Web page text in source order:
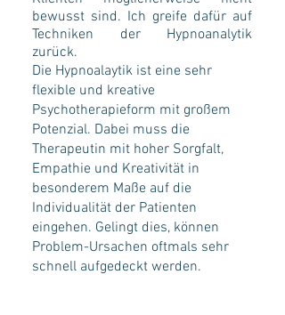
bewusst sind. Ich greife dafür auf
Techniken der Hypnoanalytik
zurück.
Die Hypnoalaytik ist eine sehr
flexible und kreative
Psychotherapieform mit großem
Potenzial. Dabei muss die
Therapeutin mit hoher Sorgfalt,
Empathie und Kreativität in
besonderem Maße auf die
Individualität der Patienten
eingehen. Gelingt dies, können
Problem-Ursachen oftmals sehr
schnell aufgedeckt werden.